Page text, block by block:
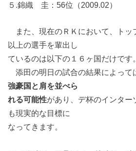
５.錦織 圭：56位（2009.02）
また、現在のＲＫにおいて、トッ
以上の選手を輩出し
ているのは以下の１６ヶ国だけです。
添田の明日の試合の結果によって
強豪国と肩を並べら
れる可能性があり、デ杯のインター
も現実的な目標に
なってきます。